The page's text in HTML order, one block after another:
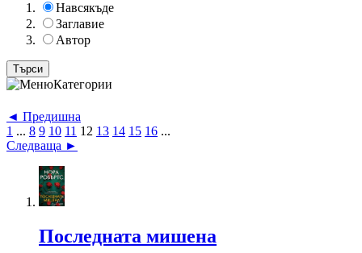
Навсякъде
Заглавие
Автор
Категории
◄ Предишна
1 ... 8 9 10 11 12 13 14 15 16 ...
Следваща ►
Последната мишена